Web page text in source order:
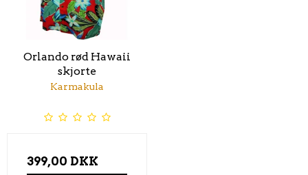
Orlando rød Hawaii
skjorte
Karmakula
399,00 DKK